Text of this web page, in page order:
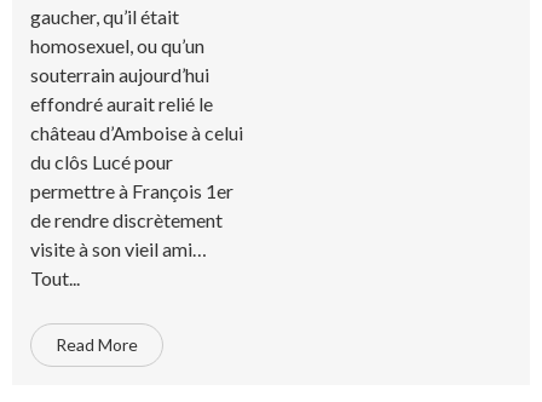
gaucher, qu’il était
homosexuel, ou qu’un
souterrain aujourd’hui
effondré aurait relié le
château d’Amboise à celui
du clôs Lucé pour
permettre à François 1er
de rendre discrètement
visite à son vieil ami…
Tout...
Read More